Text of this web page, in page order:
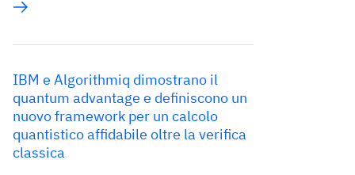
IBM e Algorithmiq dimostrano il
quantum advantage e definiscono un
nuovo framework per un calcolo
quantistico affidabile oltre la verifica
classica